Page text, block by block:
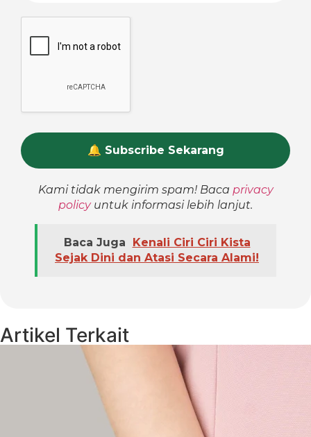
Kami tidak mengirim spam! Baca privacy
policyuntuk informasi lebih lanjut.
Baca Juga
Kenali Ciri Ciri Kista
Sejak Dini dan Atasi Secara Alami!
Artikel Terkait